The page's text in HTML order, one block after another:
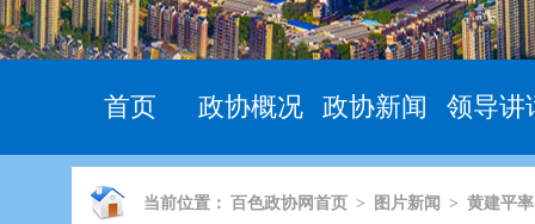
首页 政协概况 政协新闻 领导讲
当前位置： 百色政协网首页 > 图片新闻 > 黄建平